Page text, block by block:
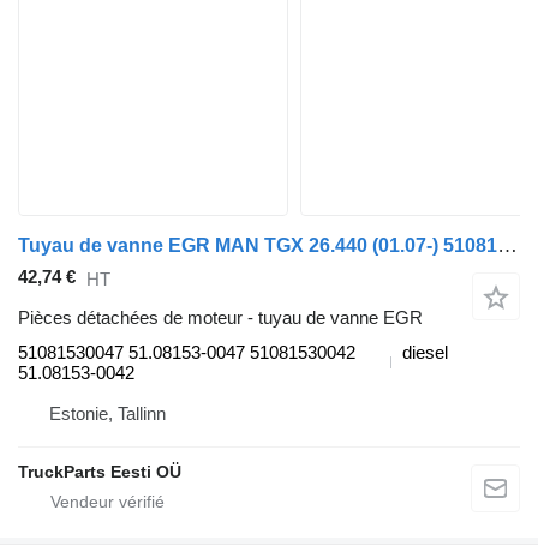
Tuyau de vanne EGR MAN TGX 26.440 (01.07-) 51081530047 pour tracteur routier MAN TGL, TGM, TGS, TGX (2005-2021)
42,74 € HT
Pièces détachées de moteur - tuyau de vanne EGR
51081530047 51.08153-0047 51081530042
51.08153-0042
diesel
Estonie, Tallinn
TruckParts Eesti OÜ